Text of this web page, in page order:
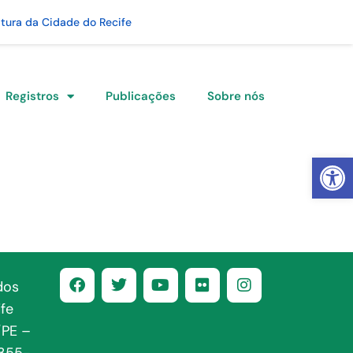
Abrir
da Cidade do Recife
Registros Publicações Sobre nós
–